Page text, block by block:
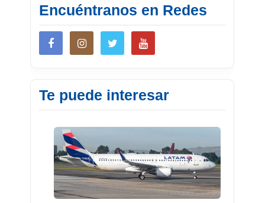
Encuéntranos en Redes
Te puede interesar